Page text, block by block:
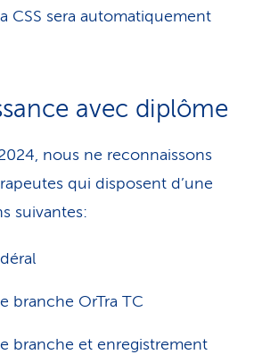
CSS sera automatiquement
avec diplôme
nous ne reconnaissons
qui disposent d’une
suivantes:
branche OrTra TC
branche et enregistrement